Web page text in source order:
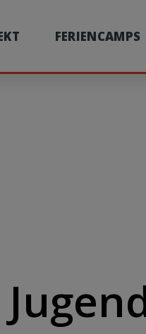
FERIENCAMPS